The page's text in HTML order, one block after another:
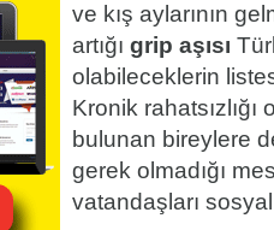
ve kış aylarının
artığı grip aşısı
olabileceklerin
Kronik
bulunan bireylere
gerek olmadığı
vatandaşları